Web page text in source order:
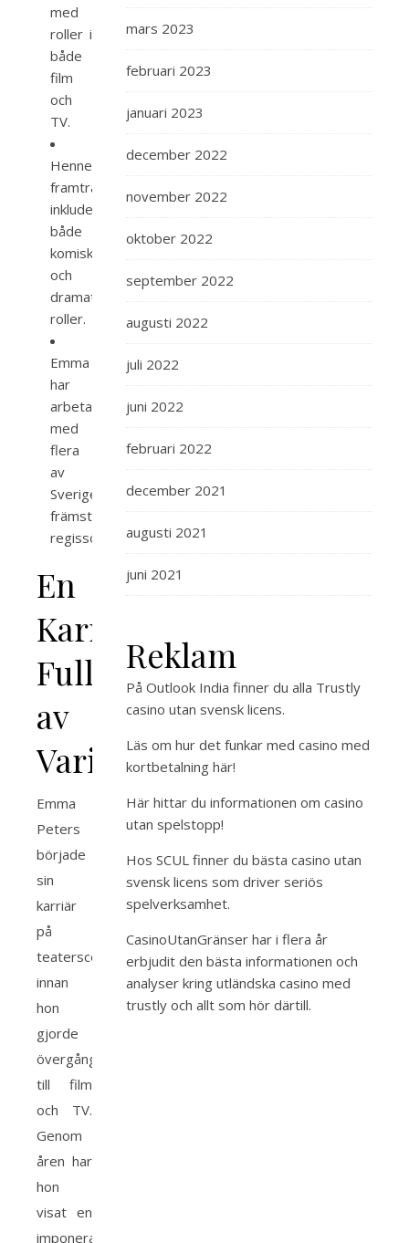
med
roller i
både
film
och
TV.
Hennes
framträdanden
inkluderar
både
komiska
och
dramatiska
roller.
Emma
har
arbetat
med
flera
av
Sveriges
främsta
regissörer.
En
Karriär
Full
av
Variation
Emma
Peters
började
sin
karriär
på
teaterscenen
innan
hon
gjorde
övergången
till film
och TV.
Genom
åren har
hon
visat en
imponerande
mars 2023
februari 2023
januari 2023
december 2022
november 2022
oktober 2022
september 2022
augusti 2022
juli 2022
juni 2022
februari 2022
december 2021
augusti 2021
juni 2021
Reklam
På Outlook India finner du alla Trustly
casino utan svensk licens.
Läs om hur det funkar med casino med
kortbetalning här!
Här hittar du informationen om casino
utan spelstopp!
Hos SCUL finner du bästa casino utan
svensk licens som driver seriös
spelverksamhet.
CasinoUtanGränser har i flera år
erbjudit den bästa informationen och
analyser kring utländska casino med
trustly och allt som hör därtill.